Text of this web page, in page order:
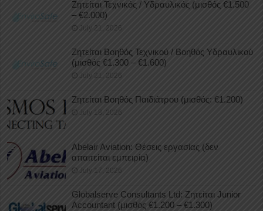
Ζητείται Τεχνικός / Υδραυλικός (μισθός €1.500
– €2.000)
July 21, 2026
Ζητείται Βοηθός Τεχνικού / Βοηθός Υδραυλικού
(μισθός €1.300 – €1.600)
July 21, 2026
Ζητείται Βοηθός Παιδιάτρου (μισθός: €1.200)
July 18, 2026
Abelair Aviation: Θέσεις εργασίας (δεν
απαιτείται εμπειρία)
July 17, 2026
Globalserve Consultants Ltd: Ζητείται Junior
Accountant (μισθός €1.200 – €1.300)